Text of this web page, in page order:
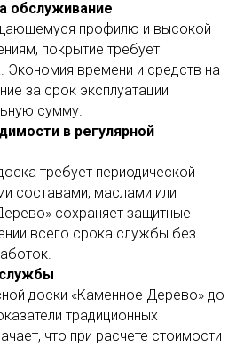
обслуживание
профилю и высокой
покрытие требует
Экономия времени и средств на
за срок эксплуатации
сумму.
в регулярной
требует периодической
составами, маслами или
сохраняет защитные
всего срока службы без
доски «Каменное Дерево» до
традиционных
что при расчете стоимости